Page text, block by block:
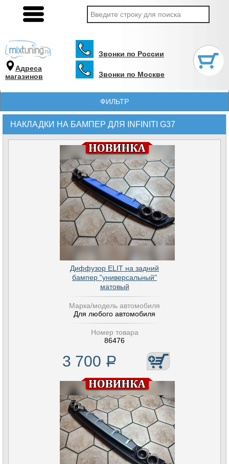
Адреса
магазинов
Звонки по России
Звонки по Москве
ФИЛЬТР
НАКЛАДКИ НА БАМПЕР ДЛЯ INFINITI G37
Диффузор ELIT на задний
бампер "универсальный"
матовый
Марка/модель автомобиля
Для любого автомобиля
Номер товара
86476
3 700 Р